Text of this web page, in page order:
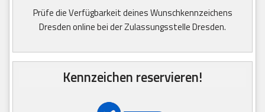
Prüfe die Verfügbarkeit deines Wunschkennzeichens
Dresden online bei der Zulassungsstelle Dresden.
Kennzeichen reservieren!